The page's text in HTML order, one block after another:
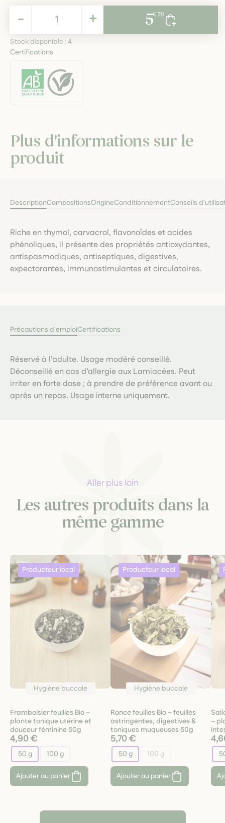
5,70 € +
- 5€ 70
Stock disponible :4
Certifications
Plus d'informations sur le
produit
DescriptionCompositionsOrigineConditionnementConseils
Riche en thymol, carvacrol, flavonoïdes et acides
phénoliques, il présente des propriétés antioxydantes,
antispasmodiques, antiseptiques, digestives,
expectorantes, immunostimulantes et circulatoires.
Précautions d'emploiCertifications
Réservé à l’adulte. Usage modéré conseillé.
Déconseillé en cas d’allergie aux Lamiacées. Peut
irriter en forte dose ; à prendre de préférence avant ou
après un repas. Usage interne uniquement.
Aller plus loin
Les autres produits dans la
même gamme
Hygiène buccale
Framboisier feuilles Bio –
plante tonique utérine et
douceur féminine 50g
4,90 €
50 g 100 g
Ajouter au panier
Hygiène buccale
Ronce feuilles Bio – feuilles
astringentes, digestives &
toniques muqueuses 50g
5,70 €
50 g 100 g
Ajouter au panier
–